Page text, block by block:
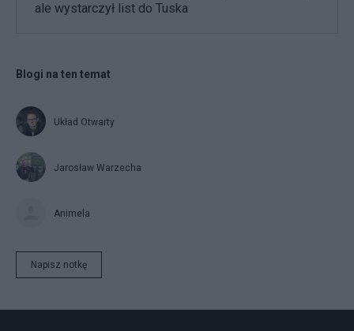
ale wystarczył list do Tuska
Blogi na ten temat
Układ Otwarty
Jarosław Warzecha
Animela
Napisz notkę